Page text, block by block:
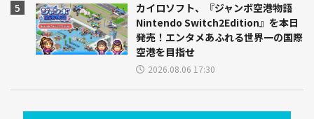
カイロソフト、『ジャンボ空港物語
Nintendo Switch2Edition』を本日
発売！エンタメあふれる世界一の国際
空港を目指せ
2026.08.06 17:30